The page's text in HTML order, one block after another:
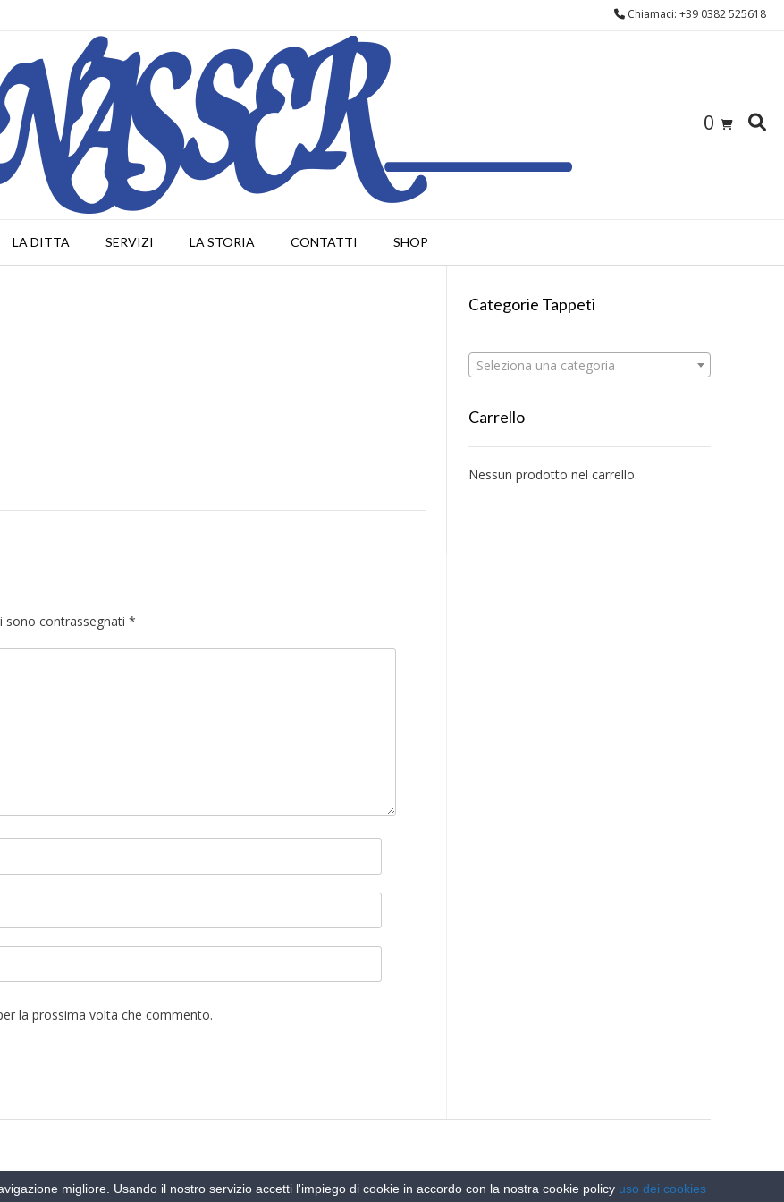
Chiamaci: +39 0382 525618
0
LA DITTA SERVIZI LA STORIA CONTATTI SHOP
sono contrassegnati *
la prossima volta che commento.
Categorie Tappeti
Seleziona una categoria
Carrello
Nessun prodotto nel carrello.
migliore. Usando il nostro servizio accetti l'impiego di cookie in accordo con la nostra cookie policy uso dei cookies